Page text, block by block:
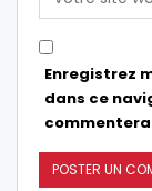
Enregistrez
dans ce